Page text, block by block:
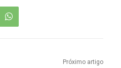
Próximo artigo